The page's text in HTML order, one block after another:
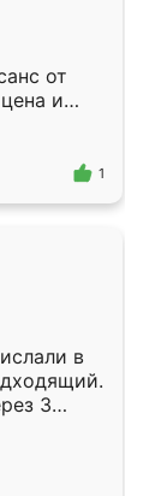
от
и
1
в
3